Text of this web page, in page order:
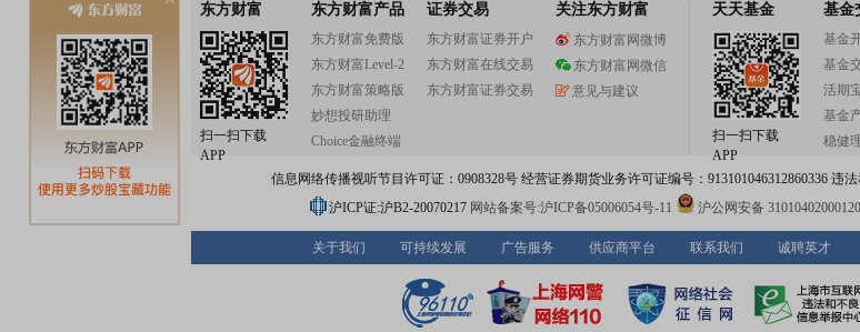
东方财富
扫一扫下载
APP
东方财富产品
东方财富免费版
东方财富Level-2
东方财富策略版
妙想投研助理
Choice金融终端
证券交易
东方财富证券开户
东方财富在线交易
东方财富证券交易
关注东方财富
东方财富网微博
东方财富网微信
意见与建议
天天基金
扫一扫下载
APP
基金
基金
基金
活期
基金
稳健
信息网络传播视听节目许可证：0908328号 经营证券期货业务许可证编号：913101046312860336 违
沪ICP证:沪B2-20070217 网站备案号:沪ICP备05006054号-11 沪公网安备
关于我们 可持续发展 广告服务 供应商平台 联系我们 诚聘英才